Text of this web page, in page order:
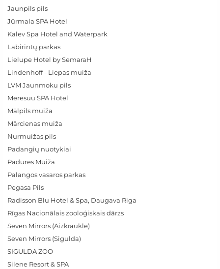
Jaunpils pils
Jūrmala SPA Hotel
Kalev Spa Hotel and Waterpark
Labirintų parkas
Lielupe Hotel by SemaraH
Lindenhoff - Liepas muiža
LVM Jaunmoku pils
Meresuu SPA Hotel
Mālpils muiža
Mārcienas muiža
Nurmuižas pils
Padangių nuotykiai
Padures Muiža
Palangos vasaros parkas
Pegasa Pils
Radisson Blu Hotel & Spa, Daugava Riga
Rīgas Nacionālais zooloģiskais dārzs
Seven Mirrors (Aizkraukle)
Seven Mirrors (Sigulda)
SIGULDA ZOO
Silene Resort & SPA